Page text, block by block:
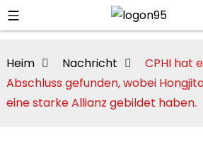
Heim Nachricht
CPHI hat
Abschluss gefunden, wobei
eine starke Allianz gebildet haben.